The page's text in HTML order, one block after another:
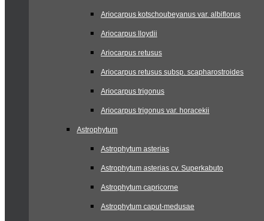
Ariocarpus kotschoubeyanus var. albiflorus
Ariocarpus lloydii
Ariocarpus retusus
Ariocarpus retusus subsp. scapharostroides
Ariocarpus trigonus
Ariocarpus trigonus var. horacekii
Astrophytum
Astrophytum asterias
Astrophytum asterias cv. Superkabuto
Astrophytum capricorne
Astrophytum caput-medusae